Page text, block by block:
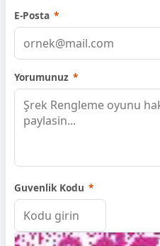
E-Posta *
Yorumunuz *
Guvenlik Kodu *